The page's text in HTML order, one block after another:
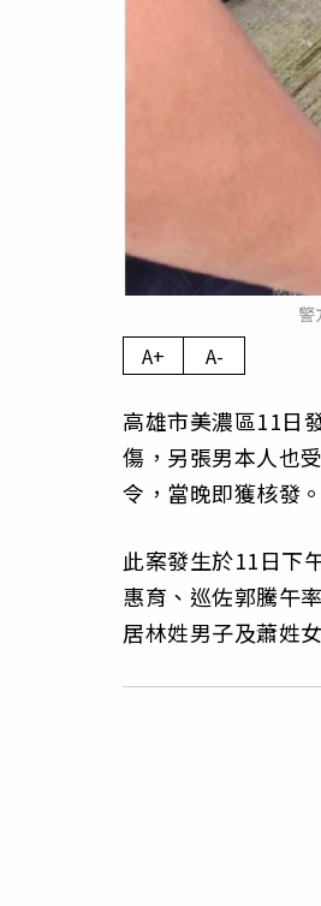
警
A+ A-
高雄市美濃區11日
傷，另張男本人也
令，當晚即獲核發。
此案發生於11日下
惠育、巡佐郭騰午
居林姓男子及蕭姓